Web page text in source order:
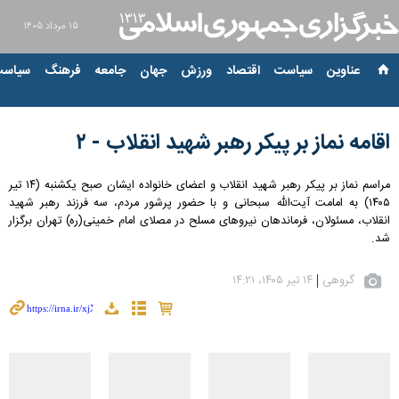
۱۵ مرداد ۱۴۰۵
عناوین‌ سیاست اقتصاد ورزش جهان جامعه فرهنگ
اقامه نماز بر پیکر رهبر شهید انقلاب - ۲
مراسم نماز بر پیکر رهبر شهید انقلاب و اعضای خانواده ایشان صبح یکشنبه (۱۴ تیر
۱۴۰۵) به امامت آیت‌الله سبحانی و با حضور پرشور مردم، سه فرزند رهبر شهید
انقلاب، مسئولان، فرماندهان نیروهای مسلح در مصلای امام خمینی(ره) تهران برگزار
شد.
گروهی ۱۴ تیر ۱۴۰۵، ۱۴:۲۱